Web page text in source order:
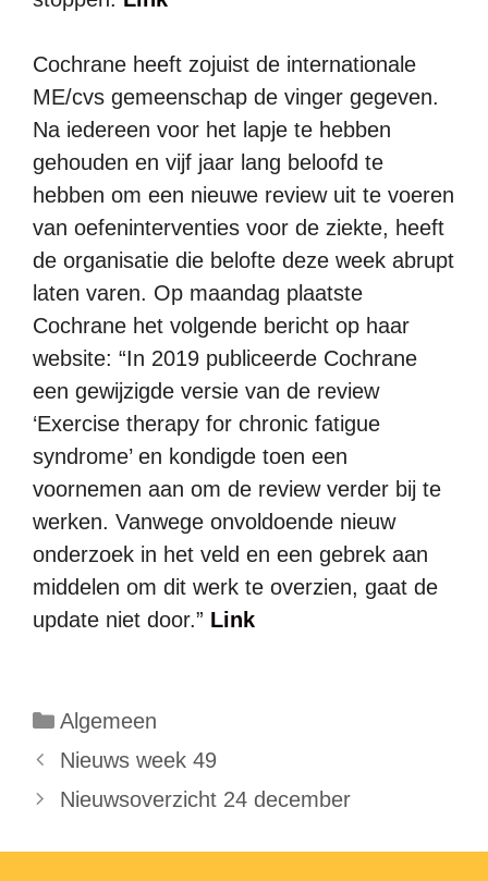
Cochrane heeft zojuist de internationale
ME/cvs gemeenschap de vinger gegeven.
Na iedereen voor het lapje te hebben
gehouden en vijf jaar lang beloofd te
hebben om een nieuwe review uit te voeren
van oefeninterventies voor de ziekte, heeft
de organisatie die belofte deze week abrupt
laten varen. Op maandag plaatste
Cochrane het volgende bericht op haar
website: “In 2019 publiceerde Cochrane
een gewijzigde versie van de review
‘Exercise therapy for chronic fatigue
syndrome’ en kondigde toen een
voornemen aan om de review verder bij te
werken. Vanwege onvoldoende nieuw
onderzoek in het veld en een gebrek aan
middelen om dit werk te overzien, gaat de
update niet door.” Link
Categorieën
Algemeen
Nieuws week 49
Nieuwsoverzicht 24 december